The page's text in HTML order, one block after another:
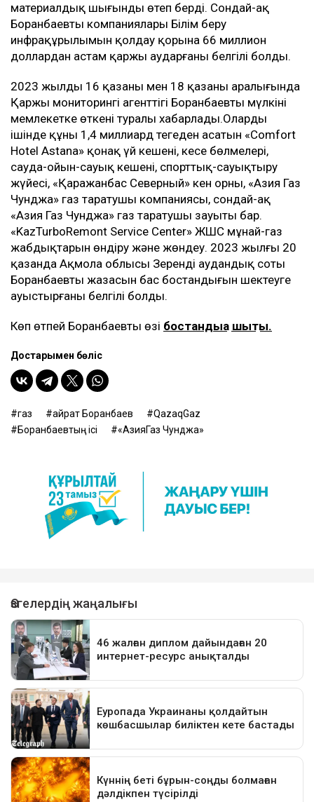
материалдық шығынды өтеп берді. Сондай-ақ
Боранбаевтың компаниялары Білім беру
инфрақұрылымын қолдау қорына 66 миллион
доллардан астам қаржы аударғаны белгілі болды.
2023 жылдың 16 қазаны мен 18 қазаны аралығында
Қаржы мониторингі агенттігі Боранбаевтың мүлкінің
мемлекетке өткені туралы хабарлады.Олардың
ішінде құны 1,4 миллиард теңгеден асатын «Comfort
Hotel Astana» қонақ үй кешені, кеңсе бөлмелері,
сауда-ойын-сауық кешені, спорттық-сауықтыру
жүйесі, «Қаражанбас Северный» кен орны, «Азия Газ
Чунджа» газ таратушы компаниясы, сондай-ақ
«Азия Газ Чунджа» газ таратушы зауыты бар.
«KazTurboRemont Service Center» ЖШС мұнай-газ
жабдықтарын өндіру және жөндеу. 2023 жылғы 20
қазанда Ақмола облысы Зеренді аудандық соты
Боранбаевтың жазасын бас бостандығын шектеуге
ауыстырғаны белгілі болды.
Көп өтпей Боранбаевтың өзі бостандыққа шықты.
Достарыңмен бөліс
газ Қайрат Боранбаев
QazaqGaz
Боранбаевтың ісі
«АзияГаз Чунджа»